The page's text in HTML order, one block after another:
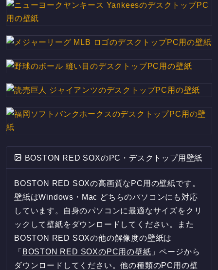
BOSTON RED SOXのPC・デスクトップ用壁紙
BOSTON RED SOXの高画質なPC用の壁紙です。
壁紙はWindows・Mac どちらのパソコンにも対応
しています。自身のパソコンに最適なサイズをクリ
ックして壁紙をダウンロードしてください。また
BOSTON RED SOXの他の解像度の壁紙は
「 BOSTON RED SOXのPC用の壁紙 」ページから
ダウンロードしてください。他の種類のPC用の壁